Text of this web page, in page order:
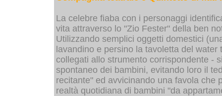
La celebre fiaba con i personaggi
vita attraverso lo "Zio Fester" della ben
Utilizzando semplici oggetti domestici
lavandino e persino la tavoletta del
collegati allo strumento corrispondente -
spontaneo dei bambini, evitando loro il
recitante" ed avvicinando una favola che
realtà quotidiana di bambini "da